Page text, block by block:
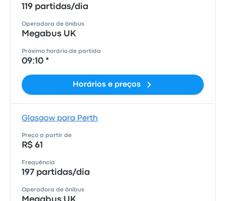
119 partidas/dia
Operadora de ônibus
Megabus UK
Próximo horário de partida
09:10 *
Horários e preços
Glasgow para Perth
Preço a partir de
R$ 61
Frequência
197 partidas/dia
Operadora de ônibus